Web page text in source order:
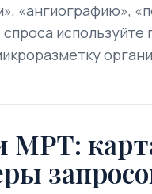
«ангиографию»,
спроса
МРТ: